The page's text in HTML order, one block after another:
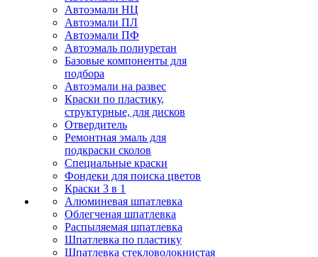
Автоэмали НЦ
Автоэмали ПЛ
Автоэмали ПФ
Автоэмаль полиуретан
Базовые компоненты для
подбора
Автоэмали на развес
Краски по пластику,
структурные, для дисков
Отвердитель
Ремонтная эмаль для
подкраски сколов
Специальные краски
Фондеки для поиска цветов
Краски 3 в 1
Алюминевая шпатлевка
Облегченая шпатлевка
Распыляемая шпатлевка
Шпатлевка по пластику
Шпатлевка стекловолокнистая